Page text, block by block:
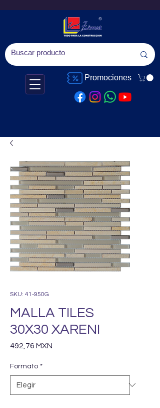
Promociones
SKU: 41-950G
MALLA TILES
30X30 XARENI
492,76 MXN
Formato *